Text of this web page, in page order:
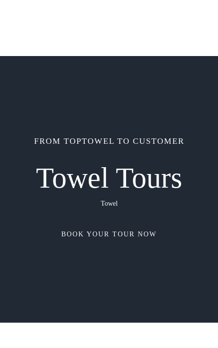
FROM TOPTOWEL TO CUSTOMER
Towel Tours
Towel
BOOK YOUR TOUR NOW